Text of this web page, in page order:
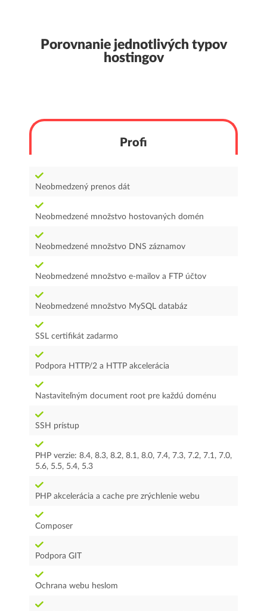
Porovnanie jednotlivých typov
hostingov
Profi
Neobmedzený prenos dát
Neobmedzené množstvo hostovaných domén
Neobmedzené množstvo DNS záznamov
Neobmedzené množstvo e-mailov a FTP účtov
Neobmedzené množstvo MySQL databáz
SSL certifikát zadarmo
Podpora HTTP/2 a HTTP akcelerácia
Nastaviteľným document root pre každú doménu
SSH prístup
PHP verzie: 8.4, 8.3, 8.2, 8.1, 8.0, 7.4, 7.3, 7.2, 7.1, 7.0,
5.6, 5.5, 5.4, 5.3
PHP akcelerácia a cache pre zrýchlenie webu
Composer
Podpora GIT
Ochrana webu heslom